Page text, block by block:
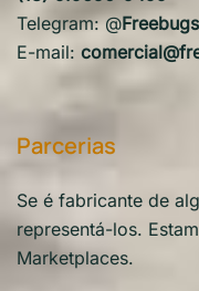
Telegram: @
E-mail:
Parcerias
Se é fabricante de
representá-los.
Marketplaces.